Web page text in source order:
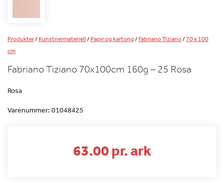
Produkter/Kunstnermateriell/Papir og kartong/Fabriano Tiziano/70 x 100
cm
Fabriano Tiziano 70x100cm 160g – 25 Rosa
Rosa
Varenummer: 01048425
63.00 pr. ark